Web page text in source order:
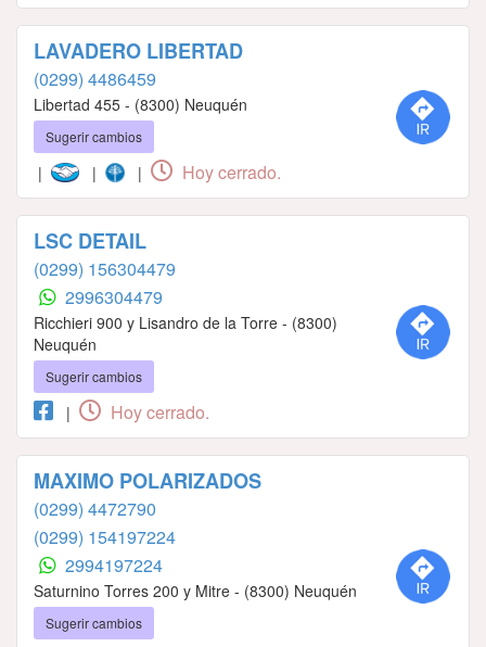
LAVADERO LIBERTAD
(0299) 4486459
Libertad 455 - (8300) Neuquén
Sugerir cambios
| | | Hoy cerrado.
LSC DETAIL
(0299) 156304479
2996304479
Ricchieri 900 y Lisandro de la Torre - (8300)
Neuquén
Sugerir cambios
| Hoy cerrado.
MAXIMO POLARIZADOS
(0299) 4472790
(0299) 154197224
2994197224
Saturnino Torres 200 y Mitre - (8300) Neuquén
Sugerir cambios